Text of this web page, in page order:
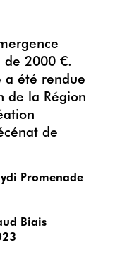
de 2000 €.
a été rendue
de la Région
de
Promenade
Biais